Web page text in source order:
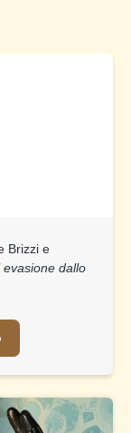
Brizzi e
evasione dallo